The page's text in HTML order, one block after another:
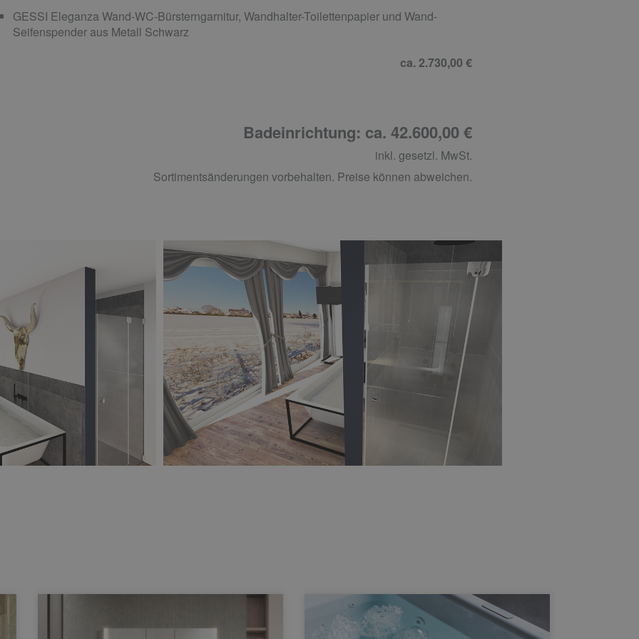
GESSI Eleganza Wand-WC-Bürsterngarnitur, Wandhalter-Toilettenpapier und Wand-
Seifenspender aus Metall Schwarz
ca. 2.730,00 €
Badeinrichtung: ca. 42.600,00 €
inkl. gesetzl. MwSt.
Sortimentsänderungen vorbehalten. Preise können abweichen.